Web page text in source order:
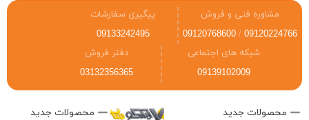
مشاوره فنی و فروش
09120224766
/
09120768600
پیگیری سفارشات
09133242495
دفتر فروش
03132356365
شبکه های اجتماعی
09139102009
محصولات جدید
محصولات جدید